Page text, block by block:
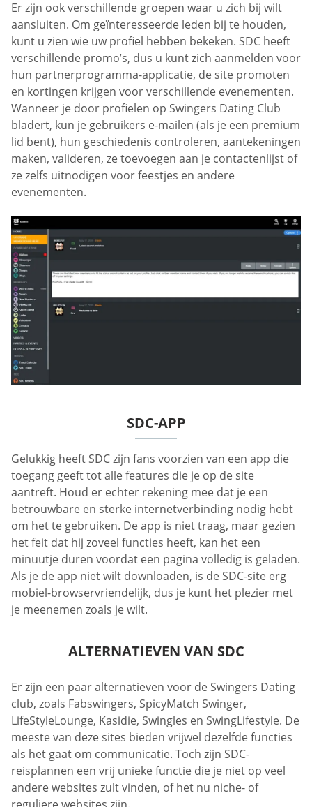
Er zijn ook verschillende groepen waar u zich bij wilt
aansluiten. Om geïnteresseerde leden bij te houden,
kunt u zien wie uw profiel hebben bekeken. SDC heeft
verschillende promo’s, dus u kunt zich aanmelden voor
hun partnerprogramma-applicatie, de site promoten
en kortingen krijgen voor verschillende evenementen.
Wanneer je door profielen op Swingers Dating Club
bladert, kun je gebruikers e-mailen (als je een premium
lid bent), hun geschiedenis controleren, aantekeningen
maken, valideren, ze toevoegen aan je contactenlijst of
ze zelfs uitnodigen voor feestjes en andere
evenementen.
SDC-APP
Gelukkig heeft SDC zijn fans voorzien van een app die
toegang geeft tot alle features die je op de site
aantreft. Houd er echter rekening mee dat je een
betrouwbare en sterke internetverbinding nodig hebt
om het te gebruiken. De app is niet traag, maar gezien
het feit dat hij zoveel functies heeft, kan het een
minuutje duren voordat een pagina volledig is geladen.
Als je de app niet wilt downloaden, is de SDC-site erg
mobiel-browservriendelijk, dus je kunt het plezier met
je meenemen zoals je wilt.
ALTERNATIEVEN VAN SDC
Er zijn een paar alternatieven voor de Swingers Dating
club, zoals Fabswingers, SpicyMatch Swinger,
LifeStyleLounge, Kasidie, Swingles en SwingLifestyle. De
meeste van deze sites bieden vrijwel dezelfde functies
als het gaat om communicatie. Toch zijn SDC-
reisplannen een vrij unieke functie die je niet op veel
andere websites zult vinden, of het nu niche- of